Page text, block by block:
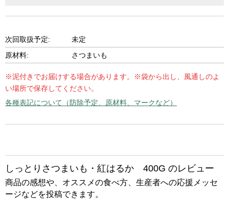
次回取扱予定:
未定
原材料:
さつまいも
※泥付きでお届けする場合があります。※袋から出し、風通しのよ
い場所で保存してください。
各種表記について（防除予定、原材料、マークなど）
しっとりさつまいも・紅はるか 400G のレビュー
商品の感想や、オススメの食べ方、生産者への応援メッセ
ージなどを投稿できます。